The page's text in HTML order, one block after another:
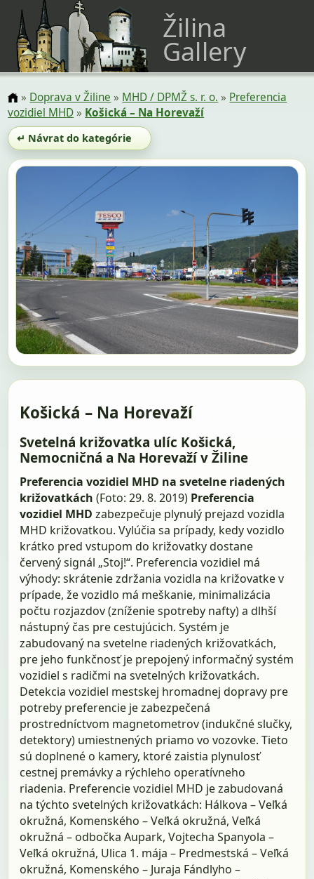
Žilina
Gallery
» Doprava v Žiline » MHD / DPMŽ s. r. o. » Preferencia
vozidiel MHD» Košická – Na Horevaží
↵ Návrat do kategórie
Košická – Na Horevaží
Svetelná križovatka ulíc Košická,
Nemocničná a Na Horevaží v Žiline
Preferencia vozidiel MHD na svetelne riadených
križovatkách (Foto: 29. 8. 2019) Preferencia
vozidiel MHD zabezpečuje plynulý prejazd vozidla
MHD križovatkou. Vylúčia sa prípady, kedy vozidlo
krátko pred vstupom do križovatky dostane
červený signál „Stoj!“. Preferencia vozidiel má
výhody: skrátenie zdržania vozidla na križovatke v
prípade, že vozidlo má meškanie, minimalizácia
počtu rozjazdov (zníženie spotreby nafty) a dlhší
nástupný čas pre cestujúcich. Systém je
zabudovaný na svetelne riadených križovatkách,
pre jeho funkčnosť je prepojený informačný systém
vozidiel s radičmi na svetelných križovatkách.
Detekcia vozidiel mestskej hromadnej dopravy pre
potreby preferencie je zabezpečená
prostredníctvom magnetometrov (indukčné slučky,
detektory) umiestnených priamo vo vozovke. Tieto
sú doplnené o kamery, ktoré zaistia plynulosť
cestnej premávky a rýchleho operatívneho
riadenia. Preferencie vozidiel MHD je zabudovaná
na týchto svetelných križovatkách: Hálkova – Veľká
okružná, Komenského – Veľká okružná, Veľká
okružná – odbočka Aupark, Vojtecha Spanyola –
Veľká okružná, Ulica 1. mája – Predmestská – Veľká
okružná, Komenského – Juraja Fándlyho –